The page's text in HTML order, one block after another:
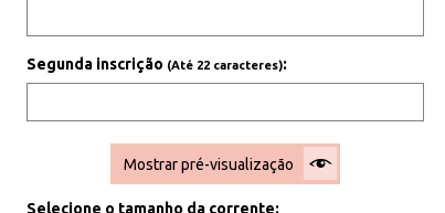
Segunda inscrição (Até 22 caracteres):
Mostrar pré-visualização
Selecione o tamanho da corrente: